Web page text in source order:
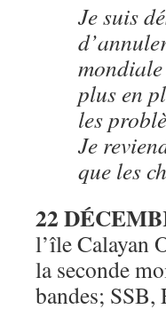
Je suis
plus en
les
Je
que les
22
l’île Calayan
la seconde
bandes;